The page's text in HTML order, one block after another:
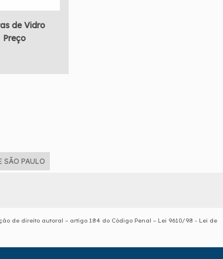
de Vidro
Preço
SÃO PAULO
de direito autoral – artigo 184 do Código Penal – Lei 9610/98 - Lei de